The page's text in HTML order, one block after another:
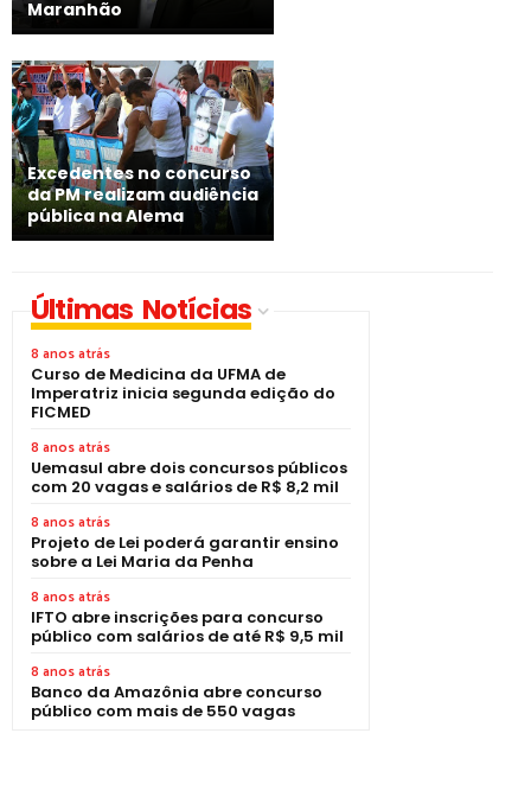
Maranhão
Excedentes no concurso
da PM realizam audiência
pública na Alema
Últimas Notícias
8 anos atrás
Curso de Medicina da UFMA de
Imperatriz inicia segunda edição do
FICMED
8 anos atrás
Uemasul abre dois concursos públicos
com 20 vagas e salários de R$ 8,2 mil
8 anos atrás
Projeto de Lei poderá garantir ensino
sobre a Lei Maria da Penha
8 anos atrás
IFTO abre inscrições para concurso
público com salários de até R$ 9,5 mil
8 anos atrás
Banco da Amazônia abre concurso
público com mais de 550 vagas